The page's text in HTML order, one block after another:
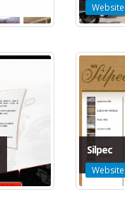
Silpec